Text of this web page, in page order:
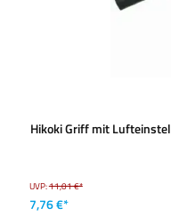
Hikoki Griff mit
UVP:11,01 €*
7,76 €*